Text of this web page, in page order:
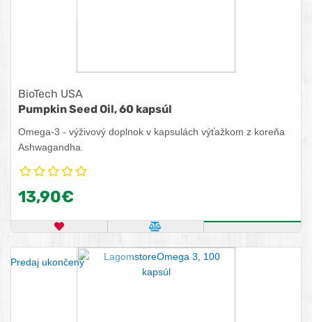
BioTech USA
Pumpkin Seed Oil, 60 kapsúl
Omega-3 - výživový doplnok v kapsulách výťažkom z koreňa
Ashwagandha.
13,90€
OBĽÚBENÝ PRODUKTPOROVNAŤ PRODUKTKÚPIŤ
Predaj ukončený